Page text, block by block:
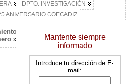
DPTO. INVESTIGACIÓN
ANIVERSARIO COECADIZ
»
Mantente siempre
informado
Introduce tu dirección de E-
mail: